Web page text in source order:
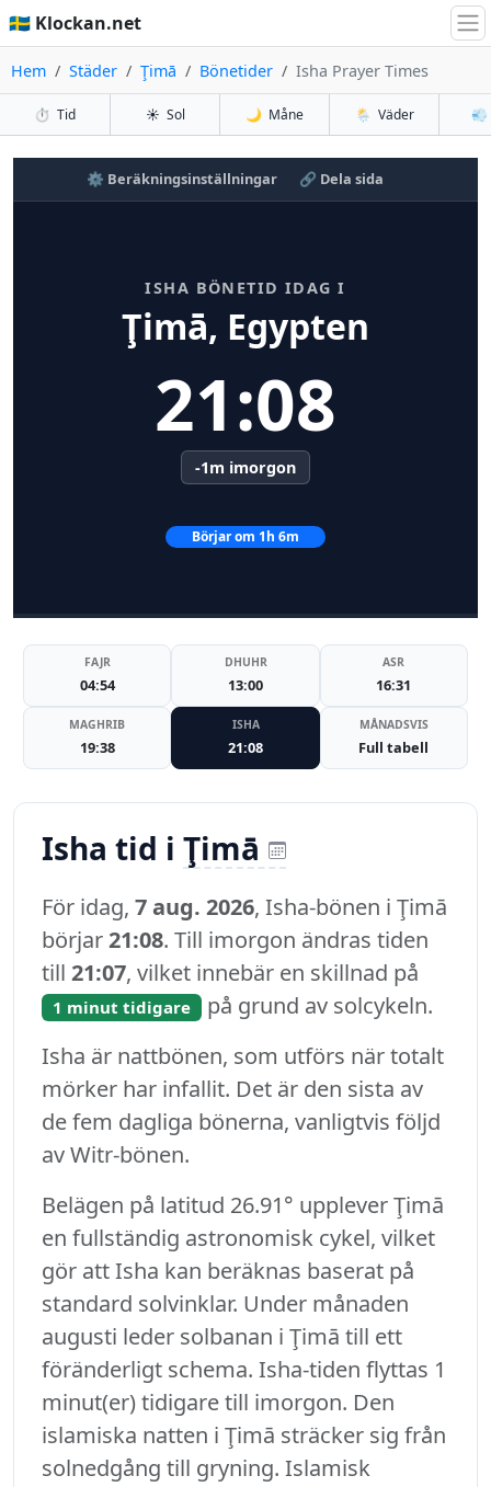
🇸🇪 Klockan.net
Hem Städer Ţimā Bönetider Isha Prayer Times
⏱️ Tid ☀️ Sol 🌙 Måne 🌦️ Väder 💨
⚙️ Beräkningsinställningar 🔗 Dela sida
ISHA BÖNETID IDAG I
Ţimā, Egypten
21:08
-1m imorgon
Börjar om 1h 6m
FAJR
04:54
DHUHR
13:00
ASR
16:31
MAGHRIB
19:38
ISHA
21:08
MÅNADSVIS
Full tabell
Isha tid i Ţimā
För idag, 7 aug. 2026, Isha-bönen i Ţimā
börjar21:08. Till imorgon ändras tiden
till 21:07, vilket innebär en skillnad på
1 minut tidigare på grund av solcykeln.
Isha är nattbönen, som utförs när totalt
mörker har infallit. Det är den sista av
de fem dagliga bönerna, vanligtvis följd
av Witr-bönen.
Belägen på latitud 26.91° upplever Ţimā
en fullständig astronomisk cykel, vilket
gör att Isha kan beräknas baserat på
standard solvinklar. Under månaden
augusti leder solbanan i Ţimā till ett
föränderligt schema. Isha-tiden flyttas 1
minut(er) tidigare till imorgon. Den
islamiska natten i Ţimā sträcker sig från
solnedgång till gryning. Islamisk